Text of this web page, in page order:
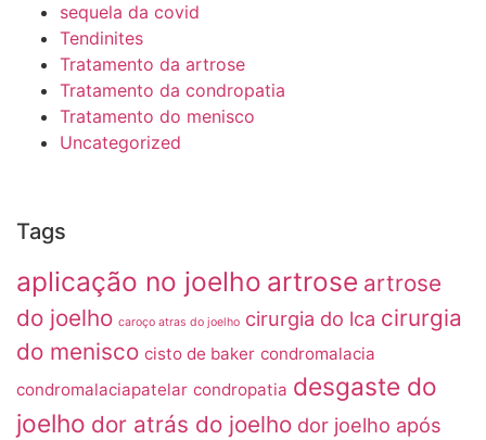
sequela da covid
Tendinites
Tratamento da artrose
Tratamento da condropatia
Tratamento do menisco
Uncategorized
Tags
aplicação no joelho artrose artrose
do joelho caroço atras do joelho cirurgia do lca cirurgia
do menisco cisto de baker condromalacia
condromalaciapatelar condropatia desgaste do
joelho dor atrás do joelho dor joelho após